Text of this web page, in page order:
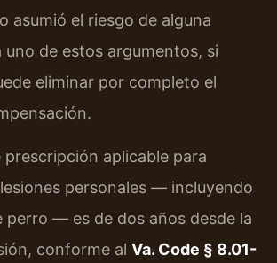
asumió el riesgo de alguna
uno de estos argumentos, si
eliminar por completo el
prescripción aplicable para
personales — incluyendo
perro — es de dos años desde la
conforme al Va. Code § 8.01-